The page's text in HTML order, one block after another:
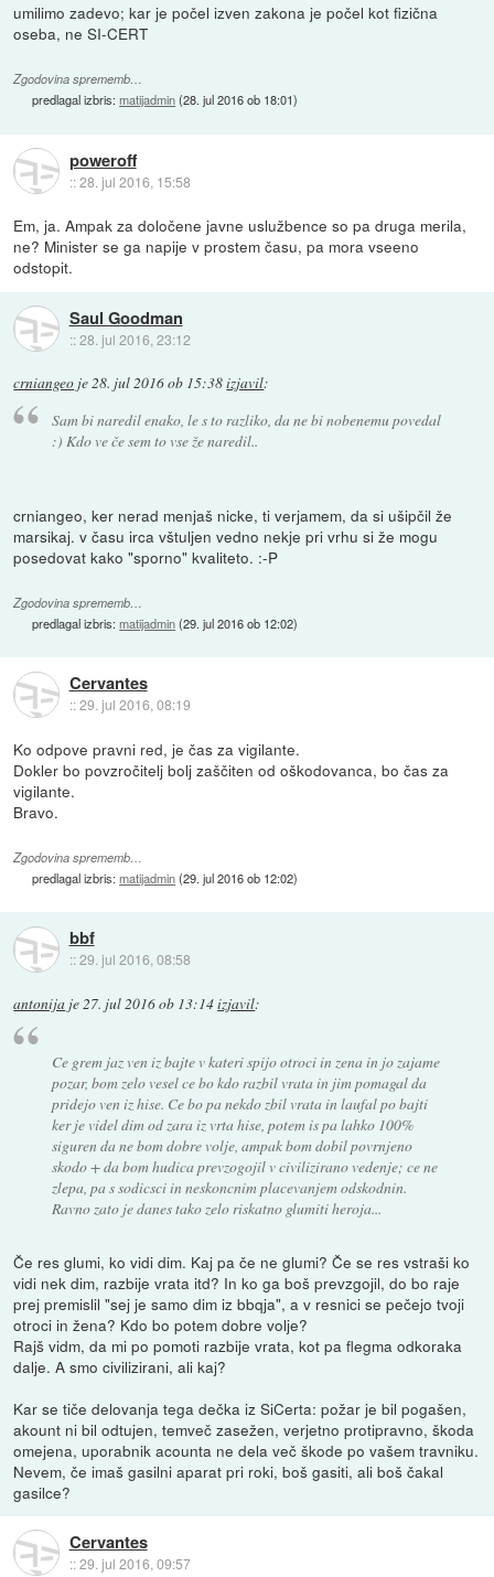
umilimo zadevo; kar je počel izven zakona je počel kot fizična
oseba, ne SI-CERT
Zgodovina sprememb…
predlagal izbris:matijadmin(28. jul 2016 ob 18:01)
poweroff
::28. jul 2016, 15:58
Em, ja. Ampak za določene javne uslužbence so pa druga merila,
ne? Minister se ga napije v prostem času, pa mora vseeno
odstopit.
Saul Goodman
::28. jul 2016, 23:12
crniangeo je28. jul 2016 ob 15:38izjavil:
Sam bi naredil enako, le s to razliko, da ne bi nobenemu povedal
:) Kdo ve če sem to vse že naredil..
crniangeo, ker nerad menjaš nicke, ti verjamem, da si ušipčil že
marsikaj. v času irca vštuljen vedno nekje pri vrhu si že mogu
posedovat kako "sporno" kvaliteto. :-P
Zgodovina sprememb…
predlagal izbris:matijadmin(29. jul 2016 ob 12:02)
Cervantes
::29. jul 2016, 08:19
Ko odpove pravni red, je čas za vigilante.
Dokler bo povzročitelj bolj zaščiten od oškodovanca, bo čas za
vigilante.
Bravo.
Zgodovina sprememb…
predlagal izbris:matijadmin(29. jul 2016 ob 12:02)
bbf
::29. jul 2016, 08:58
antonija je27. jul 2016 ob 13:14izjavil:
Ce grem jaz ven iz bajte v kateri spijo otroci in zena in jo zajame
pozar, bom zelo vesel ce bo kdo razbil vrata in jim pomagal da
pridejo ven iz hise. Ce bo pa nekdo zbil vrata in laufal po bajti
ker je videl dim od zara iz vrta hise, potem is pa lahko 100%
siguren da ne bom dobre volje, ampak bom dobil povrnjeno
skodo + da bom hudica prevzogojil v civilizirano vedenje; ce ne
zlepa, pa s sodicsci in neskoncnim placevanjem odskodnin.
Ravno zato je danes tako zelo riskatno glumiti heroja...
Če res glumi, ko vidi dim. Kaj pa če ne glumi? Če se res vstraši ko
vidi nek dim, razbije vrata itd? In ko ga boš prevzgojil, do bo raje
prej premislil "sej je samo dim iz bbqja", a v resnici se pečejo tvoji
otroci in žena? Kdo bo potem dobre volje?
Rajš vidm, da mi po pomoti razbije vrata, kot pa flegma odkoraka
dalje. A smo civilizirani, ali kaj?
Kar se tiče delovanja tega dečka iz SiCerta: požar je bil pogašen,
akount ni bil odtujen, temveč zasežen, verjetno protipravno, škoda
omejena, uporabnik acounta ne dela več škode po vašem travniku.
Nevem, če imaš gasilni aparat pri roki, boš gasiti, ali boš čakal
gasilce?
Cervantes
::29. jul 2016, 09:57